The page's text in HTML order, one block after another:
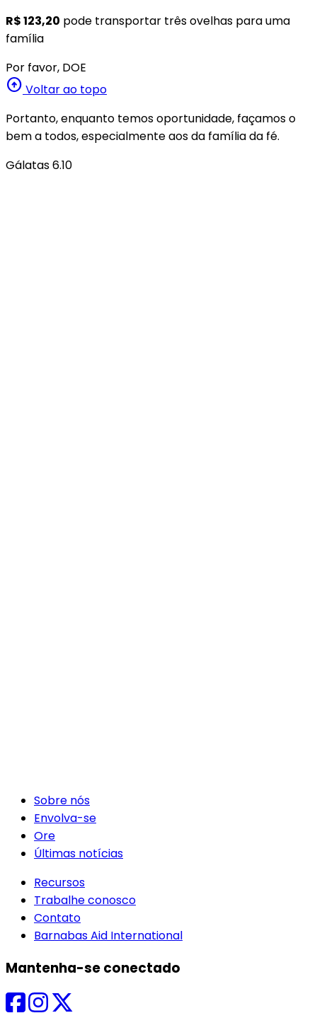
R$ 123,20 pode transportar três ovelhas para uma
família
Por favor, DOE
arrow_circle_up Voltar ao topo
Portanto, enquanto temos oportunidade, façamos o
bem a todos, especialmente aos da família da fé.
Gálatas 6.10
Sobre nós
Envolva-se
Ore
Últimas notícias
Recursos
Trabalhe conosco
Contato
Barnabas Aid International
Mantenha-se conectado